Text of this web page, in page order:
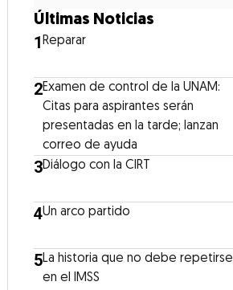
Últimas Noticias
1Reparar
2Examen de control de la UNAM:
Citas para aspirantes serán
presentadas en la tarde; lanzan
correo de ayuda
3Diálogo con la CIRT
4Un arco partido
5La historia que no debe repetirse
en el IMSS